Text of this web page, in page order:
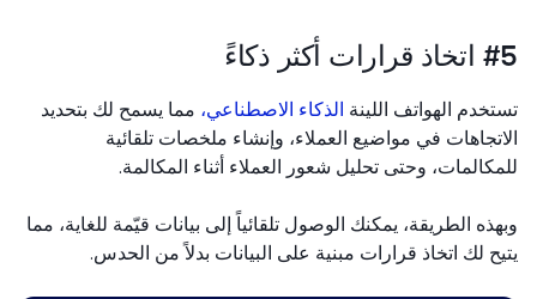
الهواتف اللينةالذكاء الاصطناعي،مما يسمح لك بتحديد
في مواضيع العملاء، وإنشاء ملخصات تلقائية
وحتى تحليل شعور العملاء أثناء المكالمة.
الطريقة، يمكنك الوصول تلقائياً إلى بيانات قيّمة للغاية، مما
لك اتخاذ قرارات مبنية على البيانات بدلاً من الحدس.